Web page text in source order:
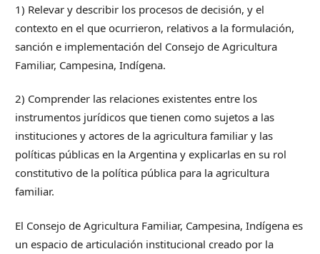
1) Relevar y describir los procesos de decisión, y el
contexto en el que ocurrieron, relativos a la formulación,
sanción e implementación del Consejo de Agricultura
Familiar, Campesina, Indígena.
2) Comprender las relaciones existentes entre los
instrumentos jurídicos que tienen como sujetos a las
instituciones y actores de la agricultura familiar y las
políticas públicas en la Argentina y explicarlas en su rol
constitutivo de la política pública para la agricultura
familiar.
El Consejo de Agricultura Familiar, Campesina, Indígena es
un espacio de articulación institucional creado por la